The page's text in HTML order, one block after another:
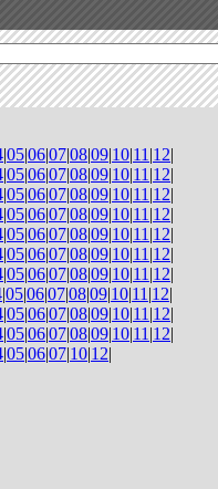
|05|06|07|08|09|10|11 |12|
|05|06|07|08|09|10|11 |12|
|05|06|07|08|09|10|11 |12|
|05|06|07|08|09|10|11 |12|
|05|06|07|08|09|10|11 |12|
|05|06|07|08|09|10|11 |12|
|05|06|07|08|09|10|11 |12|
|05|06|07|08|09|10|11 |12|
|05|06|07|08|09|10|11 |12|
|05|06|07|08|09|10|11 |12|
|05|06|07|10|12|